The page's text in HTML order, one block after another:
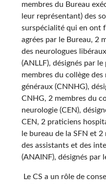
membres du Bureau
leur représentant) des
surspécialité qui en ont
agrées par le Bureau, 2
des neurologues
(ANLLF), désignés par le
membres du collège
généraux (CNNHG),
CNHG, 2 membres du
neurologie (CEN),
CEN, 2 praticiens
le bureau de la SFN et
des assistants et des
(ANAINF), désignés par
Le CS a un rôle de